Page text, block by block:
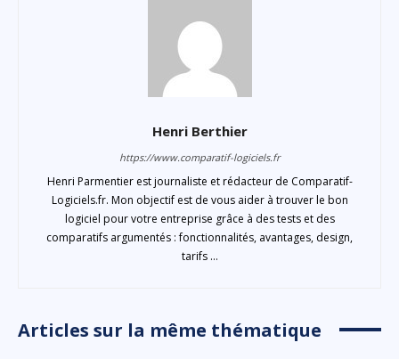
Henri Berthier
https://www.comparatif-logiciels.fr
Henri Parmentier est journaliste et rédacteur de Comparatif-
Logiciels.fr. Mon objectif est de vous aider à trouver le bon
logiciel pour votre entreprise grâce à des tests et des
comparatifs argumentés : fonctionnalités, avantages, design,
tarifs ...
Articles sur la même thématique